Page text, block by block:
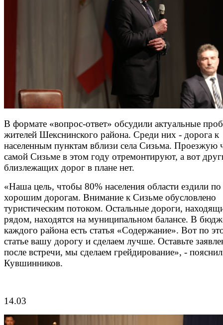
В формате «вопрос-ответ» обсудили актуальные
жителей Шекснинского района. Среди них - дорога к
населенным пунктам вблизи села Сизьма. Проезжую
самой Сизьме в этом году отремонтируют, а вот
близлежащих дорог в плане нет.
«Наша цель, чтобы 80% населения области ездили по
хорошим дорогам. Внимание к Сизьме обусловлено
туристическим потоком. Остальные дороги,
рядом, находятся на муниципальном балансе. В
каждого района есть статья «Содержание». Вот по
статье вашу дорогу и сделаем лучше. Оставьте
после встречи, мы сделаем грейдирование», -
Кувшинников.
14.03